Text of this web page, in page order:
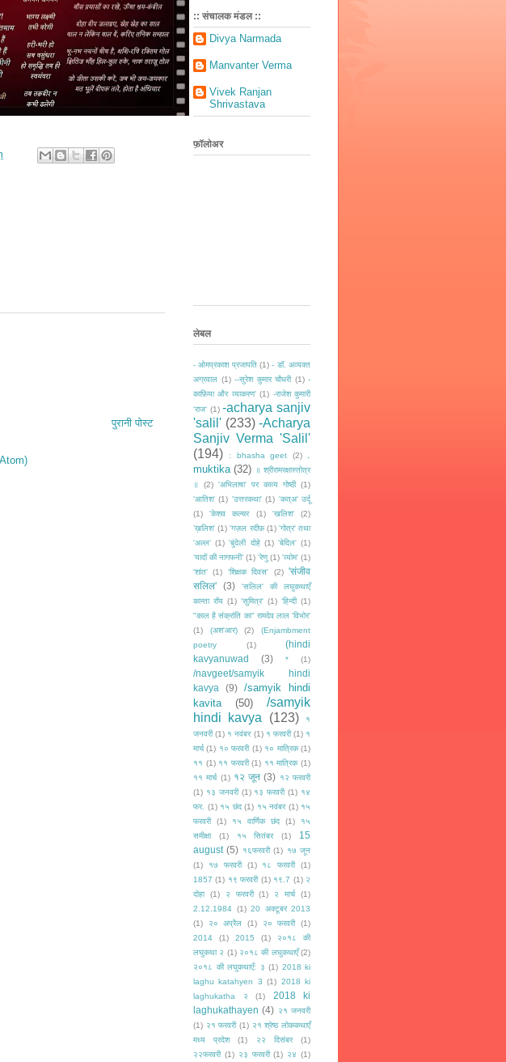
पुरानी पोस्ट
:: संचालक मंडल ::
Divya Narmada
Manvanter Verma
Vivek Ranjan
Shrivastava
फ़ॉलोअर
लेबल
- ओमप्रकाश प्रजापति (1) - डॉ. अव्यक्त
अग्रवाल (1) --सुरेश कुमार चौधरी (1) -
काफ़िया और व्याकरण' (1) -राजेश कुमारी
‘राज‘ (1) -acharya sanjiv
'salil' (233) -Acharya
Sanjiv Verma 'Salil'
(194)
: bhasha geet (2)
muktika (32)
॥ श्रीरामरक्षास्तोत्र
॥
(2) 'अभिलाषा' पर काव्य गोष्ठी (1)
'आतिश' (1) 'उत्तरकथा' (1) 'कत्अ' उर्दू
(1)
'केशव कल्चर (1) 'खलिश'
(2)
’ख़लिश' (1) 'गज़ल रदीफ़ (1) 'गोत्र' तथा
'अल्ल' (1) 'बुंदेली दोहे (1) 'बेदिल' (1)
‘यादों की नागफनी’ (1) 'रेणु (1) 'व्योम' (1)
'शांत' (1) 'शिक्षक दिवस' (2) 'संजीव
सलिल'
(3)
'सलिल' की लघुकथाएँ
कान्ता रॉय (1) 'सुमित्र' (1) ‘हिन्दी (1)
"काल है संक्रांति का" रामदेव लाल 'विभोर'
(1)
(अश'आर) (2)
(Enjambment
poetry
(1)
(hindi
kavyanuwad
(3) * (1)
/navgeet/samyik hindi
kavya
(9)
/samyik hindi
kavita
(50)
/samyik
hindi kavya
(123)
१
जनवरी (1) १ नवंबर (1) १ फरवरी (1) १
मार्च (1) १० फरवरी (1) १० मात्रिक (1)
११ (1) ११ फरवरी (1) ११ मात्रिक (1)
११ मार्च (1) १२ जून (3) १२ फरवरी
(1) १३ जनवरी (1) १३ फरवरी (1) १४
फर. (1) १५ छंद (1) १५ नवंबर (1) १५
फरवरी
(1) १५ वार्णिक छंद (1)
१५
समीक्षा
(1) १५ सितंबर (1)
15
august (5) १६फरवरी (1) १७ जून
(1)
१७ फरवरी (1) १८ फरवरी
(1)
1857 (1) १९ फरवरी (1) १९.7 (1) २
दोहा
(1) २ फरवरी (1) २ मार्च
(1)
2.12.1984 (1) 20 अक्टूबर 2013
(1)
२० अप्रैल (1) २० फरवरी
(1)
2014
(1) 2015 (1)
२०१८ की
लघुकथा २ (1) २०१८ की लघुकथाएँ (2)
२०१८ की लघुकथाएँ: ३ (1) 2018 ki
laghu katahyen 3 (1) 2018 ki
laghukatha २
(1)
2018 ki
laghukathayen (4) २१ जनवरी
(1) २१ फरवरी (1) २१ श्रेष्ठ लोककथाएँ
मध्य प्रदेश
(1) २२ दिसंबर
(1)
२२फरवरी (1) २३ फरवरी (1) २४ (1)